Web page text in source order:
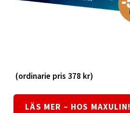
(ordinarie pris 378 kr)
LÄS MER – HOS MAXULIN!